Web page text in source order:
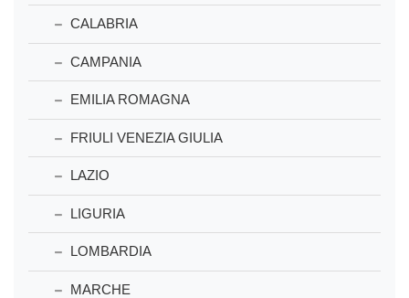
CALABRIA
CAMPANIA
EMILIA ROMAGNA
FRIULI VENEZIA GIULIA
LAZIO
LIGURIA
LOMBARDIA
MARCHE